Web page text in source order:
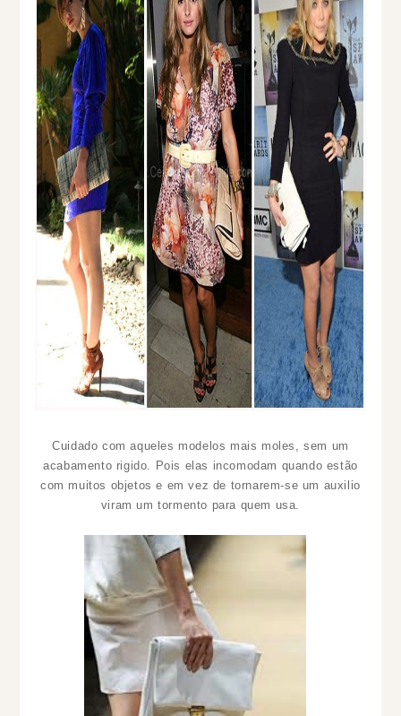
Cuidado com aqueles modelos mais moles, sem um
acabamento rigido. Pois elas incomodam quando estão
com muitos objetos e em vez de tornarem-se um auxilio
viram um tormento para quem usa.